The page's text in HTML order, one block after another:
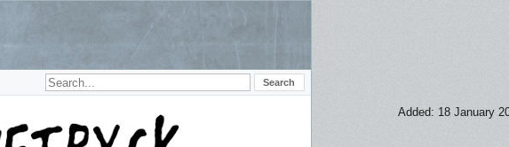
Added: 18 January